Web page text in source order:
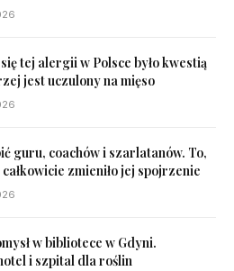
tej alergii w Polsce było kwestią
jest uczulony na mięso
guru, coachów i szarlatanów. To,
zmieniło jej spojrzenie
w bibliotece w Gdyni.
i szpital dla roślin